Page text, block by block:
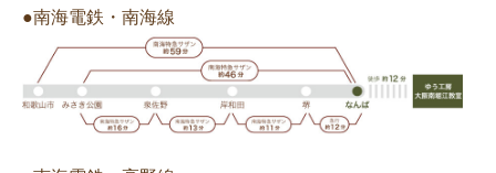
●南海電鉄・南海線